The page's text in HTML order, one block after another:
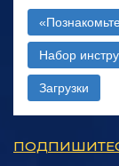
Набор
Загрузки